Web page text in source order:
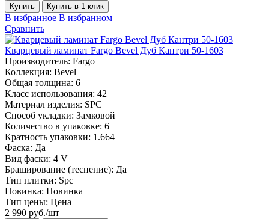
Купить Купить в 1 клик
В избранное В избранном
Сравнить
Кварцевый ламинат Fargo Bevel Дуб Кантри 50-1603
Производитель: Fargo
Коллекция: Bevel
Общая толщина: 6
Класс использования: 42
Материал изделия: SPC
Способ укладки: Замковой
Количество в упаковке: 6
Кратность упаковки: 1.664
Фаска: Да
Вид фаски: 4 V
Браширование (теснение): Да
Тип плитки: Spc
Новинка: Новинка
Тип цены: Цена
2 990 руб./шт